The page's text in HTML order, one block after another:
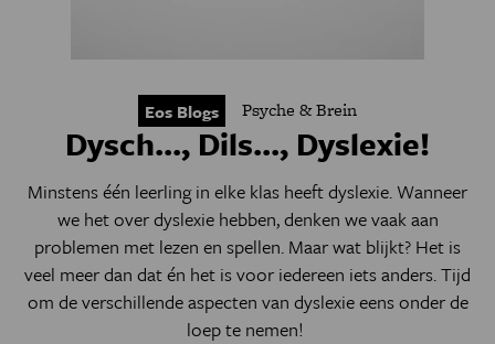
Eos Blogs Psyche & Brein
Dysch..., Dils..., Dyslexie!
Minstens één leerling in elke klas heeft dyslexie. Wanneer
we het over dyslexie hebben, denken we vaak aan
problemen met lezen en spellen. Maar wat blijkt? Het is
veel meer dan dat én het is voor iedereen iets anders. Tijd
om de verschillende aspecten van dyslexie eens onder de
loep te nemen!